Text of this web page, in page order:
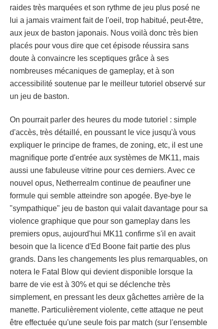
raides très marquées et son rythme de jeu plus posé ne
lui a jamais vraiment fait de l'oeil, trop habitué, peut-être,
aux jeux de baston japonais. Nous voilà donc très bien
placés pour vous dire que cet épisode réussira sans
doute à convaincre les sceptiques grâce à ses
nombreuses mécaniques de gameplay, et à son
accessibilité soutenue par le meilleur tutoriel observé sur
un jeu de baston.
On pourrait parler des heures du mode tutoriel : simple
d'accès, très détaillé, en poussant le vice jusqu'à vous
expliquer le principe de frames, de zoning, etc, il est une
magnifique porte d'entrée aux systèmes de MK11, mais
aussi une fabuleuse vitrine pour ces derniers. Avec ce
nouvel opus, Netherrealm continue de peaufiner une
formule qui semble atteindre son apogée. Bye-bye le
"sympathique" jeu de baston qui valait davantage pour sa
violence graphique que pour son gameplay dans les
premiers opus, aujourd'hui MK11 confirme s'il en avait
besoin que la licence d'Ed Boone fait partie des plus
grands. Dans les changements les plus remarquables, on
notera le Fatal Blow qui devient disponible lorsque la
barre de vie est à 30% et qui se déclenche très
simplement, en pressant les deux gâchettes arrière de la
manette. Particulièrement violente, cette attaque ne peut
être effectuée qu'une seule fois par match (sur l'ensemble